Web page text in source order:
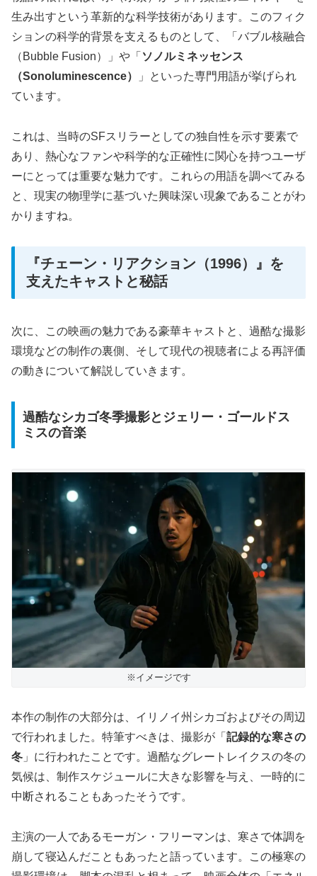
生み出すという革新的な科学技術があります。このフィク
ションの科学的背景を支えるものとして、「バブル核融合
（Bubble Fusion）」や「 ソノルミネッセンス
（Sonoluminescence）
」といった専門用語が挙げられ
ています。
これは、当時のSFスリラーとしての独自性を示す要素で
あり、熱心なファンや科学的な正確性に関心を持つユーザ
ーにとっては重要な魅力です。これらの用語を調べてみる
と、現実の物理学に基づいた興味深い現象であることがわ
かりますね。
『チェーン・リアクション（1996）』を
支えたキャストと秘話
次に、この映画の魅力である豪華キャストと、過酷な撮影
環境などの制作の裏側、そして現代の視聴者による再評価
の動きについて解説していきます。
過酷なシカゴ冬季撮影とジェリー・ゴールドス
ミスの音楽
※イメージです
本作の制作の大部分は、イリノイ州シカゴおよびその周辺
で行われました。特筆すべきは、撮影が「 記録的な寒さの
冬 」に行われたことです。過酷なグレートレイクスの冬の
気候は、制作スケジュールに大きな影響を与え、一時的に
中断されることもあったそうです。
主演の一人であるモーガン・フリーマンは、寒さで体調を
崩して寝込んだこともあったと語っています。この極寒の